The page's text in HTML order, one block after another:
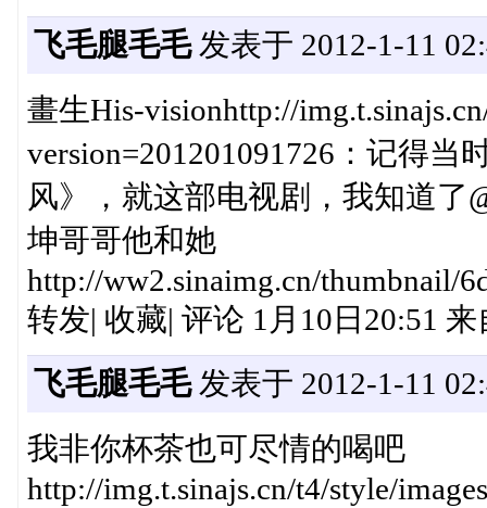
飞毛腿毛毛发表于 2012-1-11
畫生His-visionhttp://
version=201201091726：记得
风》，就这部电视剧，我知道了
坤哥哥他和她
http://ww2.sinaimg.cn/thumbnail/
转发| 收藏| 评论 1月10日20:51
飞毛腿毛毛发表于 2012-1-11
我非你杯茶也可尽情的喝吧
http://img.t.sinajs.cn/t4/style/